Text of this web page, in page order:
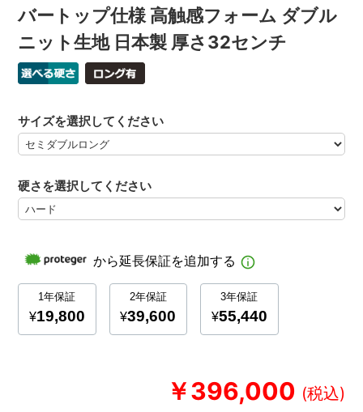
バートップ仕様 高触感フォーム ダブル
ニット生地 日本製 厚さ32センチ
￥396,000
サイズを選択してください
硬さを選択してください